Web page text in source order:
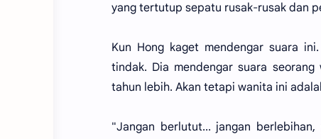
yang tertutup sepatu rusak-rusak dan
Kun Hong kaget mendengar suara
tindak. Dia mendengar suara
tahun lebih. Akan tetapi wanita ini
"Jangan berlutut... jangan berlebihan,